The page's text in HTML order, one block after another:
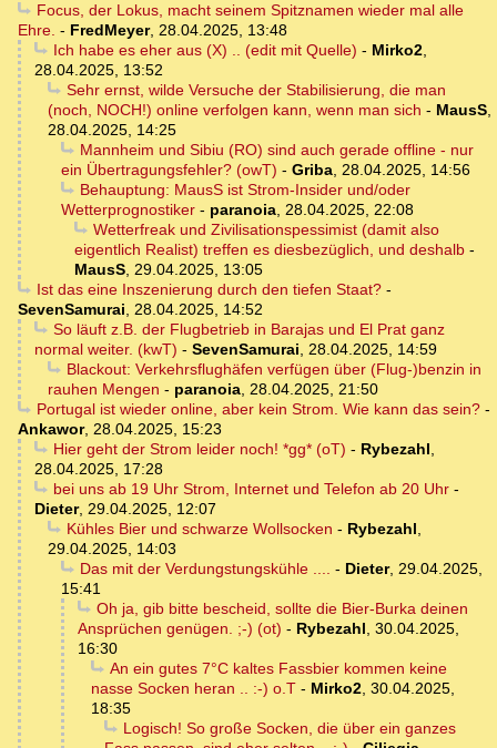
Focus, der Lokus, macht seinem Spitznamen wieder mal alle
Ehre. - FredMeyer, 28.04.2025, 13:48
Ich habe es eher aus (X) .. (edit mit Quelle) - Mirko2,
28.04.2025, 13:52
Sehr ernst, wilde Versuche der Stabilisierung, die man
(noch, NOCH!) online verfolgen kann, wenn man sich - MausS,
28.04.2025, 14:25
Mannheim und Sibiu (RO) sind auch gerade offline - nur
ein Übertragungsfehler? (owT) - Griba, 28.04.2025, 14:56
Behauptung: MausS ist Strom-Insider und/oder
Wetterprognostiker - paranoia, 28.04.2025, 22:08
Wetterfreak und Zivilisationspessimist (damit also
eigentlich Realist) treffen es diesbezüglich, und deshalb -
MausS, 29.04.2025, 13:05
Ist das eine Inszenierung durch den tiefen Staat?-
SevenSamurai, 28.04.2025, 14:52
So läuft z.B. der Flugbetrieb in Barajas und El Prat ganz
normal weiter. (kwT) - SevenSamurai, 28.04.2025, 14:59
Blackout: Verkehrsflughäfen verfügen über (Flug-)benzin in
rauhen Mengen - paranoia, 28.04.2025, 21:50
Portugal ist wieder online, aber kein Strom. Wie kann das sein?-
Ankawor, 28.04.2025, 15:23
Hier geht der Strom leider noch! *gg* (oT) - Rybezahl,
28.04.2025, 17:28
bei uns ab 19 Uhr Strom, Internet und Telefon ab 20 Uhr-
Dieter, 29.04.2025, 12:07
Kühles Bier und schwarze Wollsocken - Rybezahl,
29.04.2025, 14:03
Das mit der Verdungstungskühle .... - Dieter, 29.04.2025,
15:41
Oh ja, gib bitte bescheid, sollte die Bier-Burka deinen
Ansprüchen genügen. ;-) (ot) - Rybezahl, 30.04.2025,
16:30
An ein gutes 7°C kaltes Fassbier kommen keine
nasse Socken heran .. :-) o.T - Mirko2, 30.04.2025,
18:35
Logisch! So große Socken, die über ein ganzes